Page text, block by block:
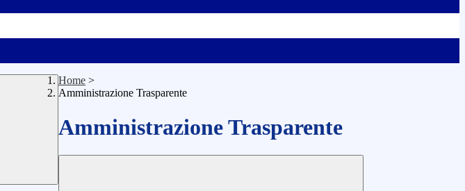
Home >
Amministrazione Trasparente
Amministrazione Trasparente